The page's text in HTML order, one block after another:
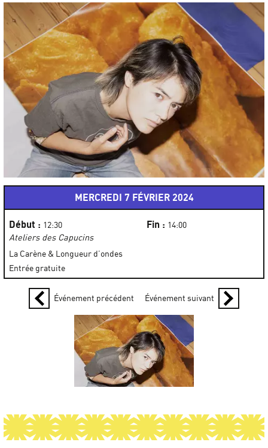
MERCREDI 7 FÉVRIER 2024
Début : 12:30 Fin : 14:00
Ateliers des Capucins
La Carène & Longueur d’ondes
Entrée gratuite
Événement précédent Événement suivant